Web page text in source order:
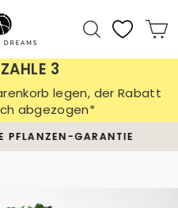
Search
3
legen, der Rabatt
abgezogen*
Pause
GARANTIE